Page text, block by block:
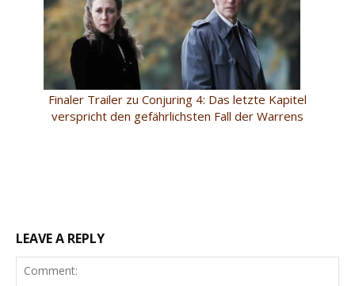
Finaler Trailer zu Conjuring 4: Das letzte Kapitel
verspricht den gefährlichsten Fall der Warrens
LEAVE A REPLY